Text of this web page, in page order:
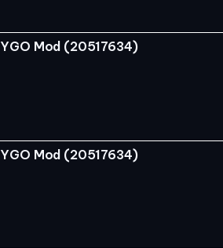
YGO Mod (20517634)
YGO Mod (20517634)